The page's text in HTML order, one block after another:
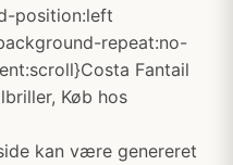
position:left
repeat:no-
Fantail
Køb hos
kan være genereret